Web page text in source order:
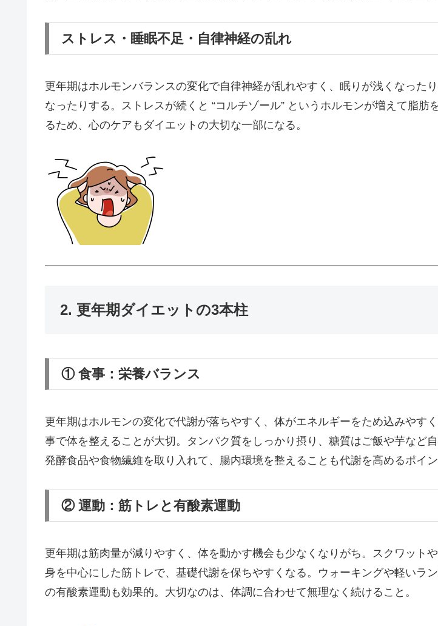
ストレス・睡眠不足・自律神経の乱れ
更年期はホルモンバランスの変化で自律神経が乱れやすく、眠りが浅くなった
なったりする。ストレスが続くと “コルチゾール” というホルモンが増えて脂肪
るため、心のケアもダイエットの大切な一部になる。
2. 更年期ダイエットの3本柱
① 食事：栄養バランス
更年期はホルモンの変化で代謝が落ちやすく、体がエネルギーをため込みやす
事で体を整えることが大切。タンパク質をしっかり摂り、糖質はご飯や芋など自
発酵食品や食物繊維を取り入れて、腸内環境を整えることも代謝を高めるポイン
② 運動：筋トレと有酸素運動
更年期は筋肉量が減りやすく、体を動かす機会も少なくなりがち。スクワット
身を中心にした筋トレで、基礎代謝を保ちやすくなる。ウォーキングや軽いラ
の有酸素運動も効果的。大切なのは、体調に合わせて無理なく続けること。